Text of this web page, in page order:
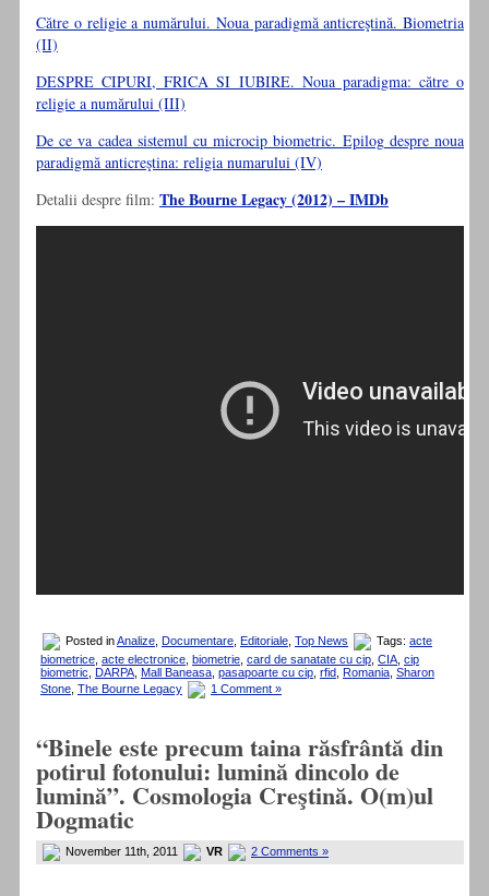
Către o religie a numărului. Noua paradigmă anticreştină. Biometria
(II)
DESPRE CIPURI, FRICA SI IUBIRE. Noua paradigma: către o
religie a numărului (III)
De ce va cadea sistemul cu microcip biometric. Epilog despre noua
paradigmă anticreştina: religia numarului (IV)
Detalii despre film: The Bourne Legacy (2012) – IMDb
Posted inAnalize Documentare Editoriale Top News Tags: acte
biometrice acte electronice biometrie card de sanatate cu cip CIA cip
biometric DARPA Mall Baneasa pasapoarte cu cip rfid Romania Sharon
Stone The Bourne Legacy 1 Comment »
“Binele este precum taina răsfrântă din
potirul fotonului: lumină dincolo de
lumină”. Cosmologia Creştină. O(m)ul
Dogmatic
November 11th, 2011 VR 2 Comments »